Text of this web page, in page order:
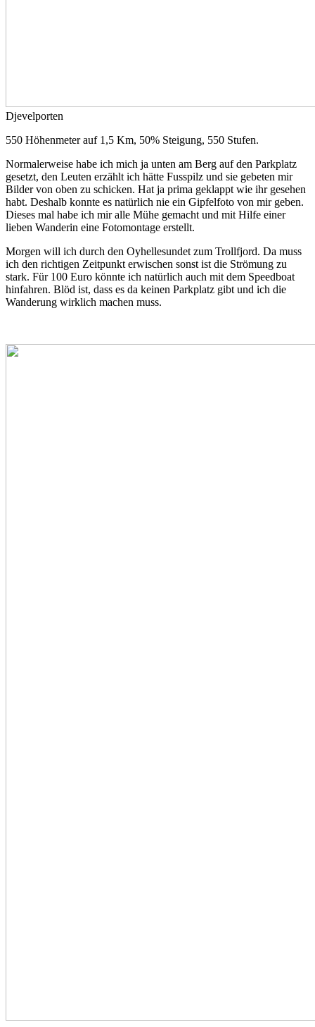
Djevelporten
550 Höhenmeter auf 1,5 Km, 50% Steigung, 550 Stufen.
Normalerweise habe ich mich ja unten am Berg auf den Parkplatz
gesetzt, den Leuten erzählt ich hätte Fusspilz und sie gebeten mir
Bilder von oben zu schicken. Hat ja prima geklappt wie ihr gesehen
habt. Deshalb konnte es natürlich nie ein Gipfelfoto von mir geben.
Dieses mal habe ich mir alle Mühe gemacht und mit Hilfe einer
lieben Wanderin eine Fotomontage erstellt.
Morgen will ich durch den Oyhellesundet zum Trollfjord. Da muss
ich den richtigen Zeitpunkt erwischen sonst ist die Strömung zu
stark. Für 100 Euro könnte ich natürlich auch mit dem Speedboat
hinfahren. Blöd ist, dass es da keinen Parkplatz gibt und ich die
Wanderung wirklich machen muss.